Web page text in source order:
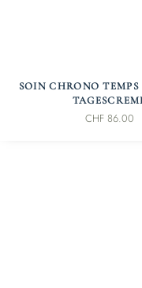
IN DEN
SOIN CHRONO
CHF86.00